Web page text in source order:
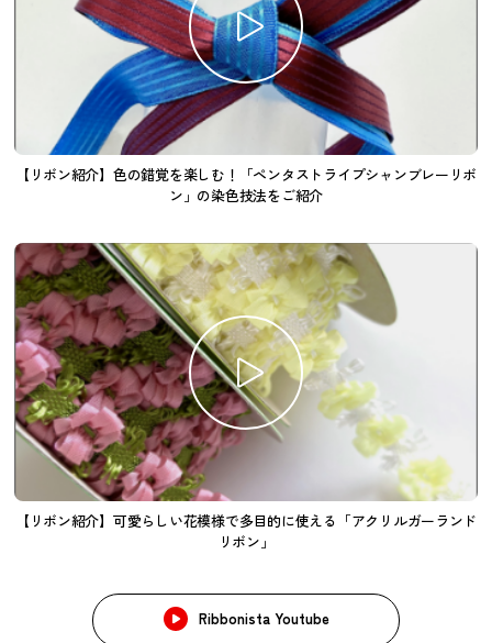
【リボン紹介】色の錯覚を楽しむ！「ペンタストライプシャンブレーリボ
ン」の染色技法をご紹介
【リボン紹介】可愛らしい花模様で多目的に使える「アクリルガーランド
リボン」
Ribbonista Youtube